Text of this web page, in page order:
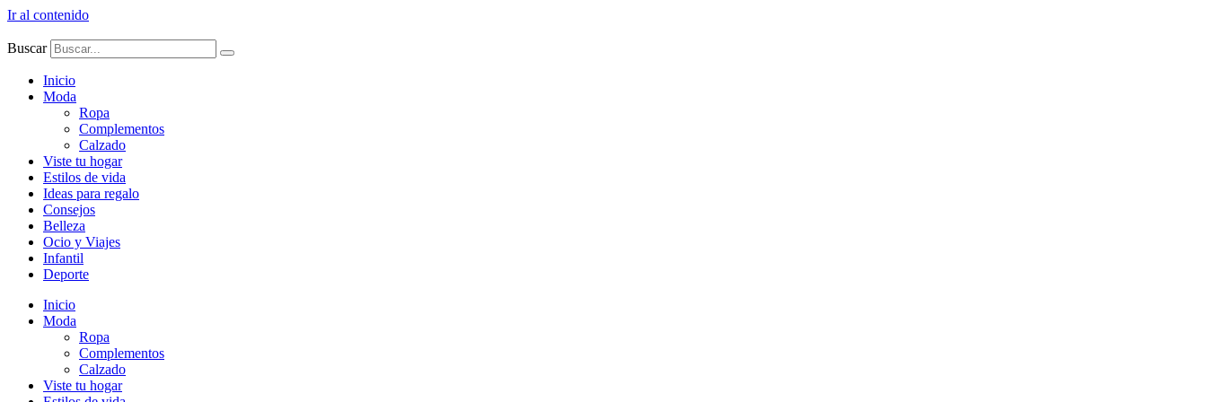
Ir al contenido
Buscar
Inicio
Moda
Ropa
Complementos
Calzado
Viste tu hogar
Estilos de vida
Ideas para regalo
Consejos
Belleza
Ocio y Viajes
Infantil
Deporte
Inicio
Moda
Ropa
Complementos
Calzado
Viste tu hogar